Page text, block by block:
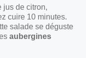
jus de citron,
cuire 10 minutes.
salade se déguste
aubergines